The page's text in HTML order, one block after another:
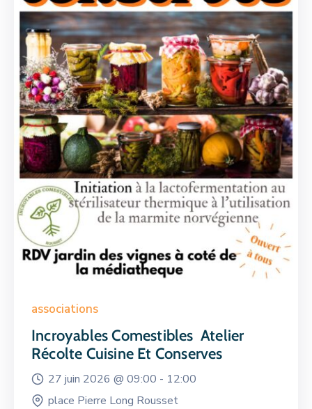
associations
Incroyables Comestibles Atelier
Récolte Cuisine Et Conserves
27 juin 2026 @ 09:00 - 12:00
place Pierre Long Rousset